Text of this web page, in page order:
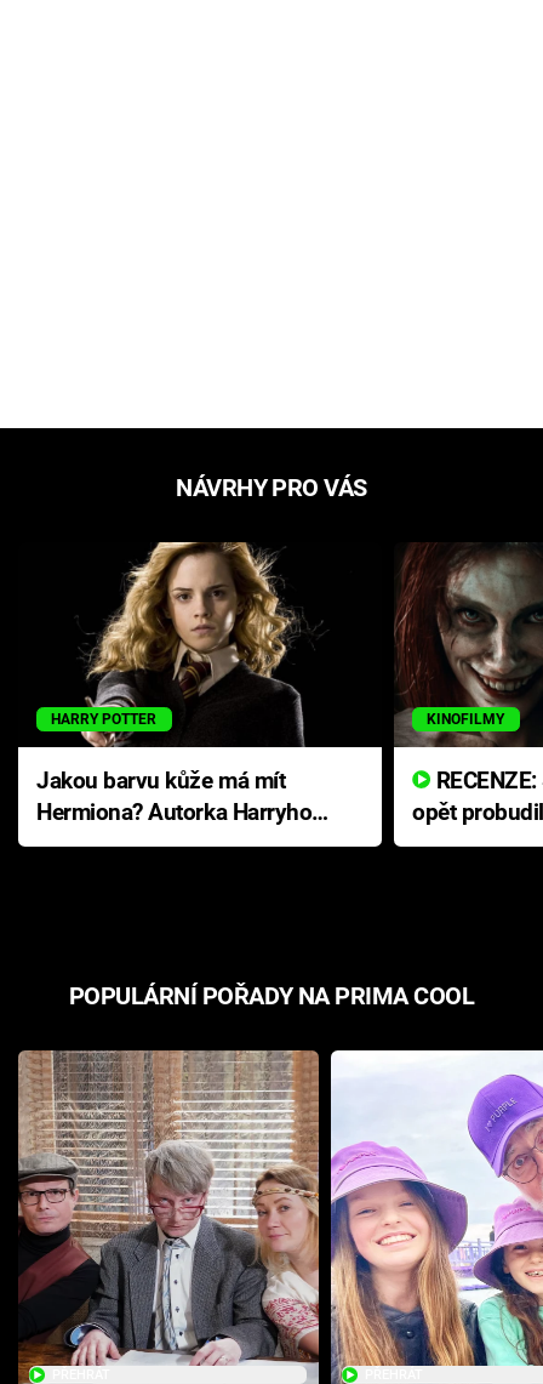
NÁVRHY PRO VÁS
HARRY POTTER
Jakou barvu kůže má mít
Hermiona? Autorka Harryho
Pottera přišla s ráznou
KINOFILMY
opět
přichází s
POPULÁRNÍ POŘADY NA PRIMA COOL